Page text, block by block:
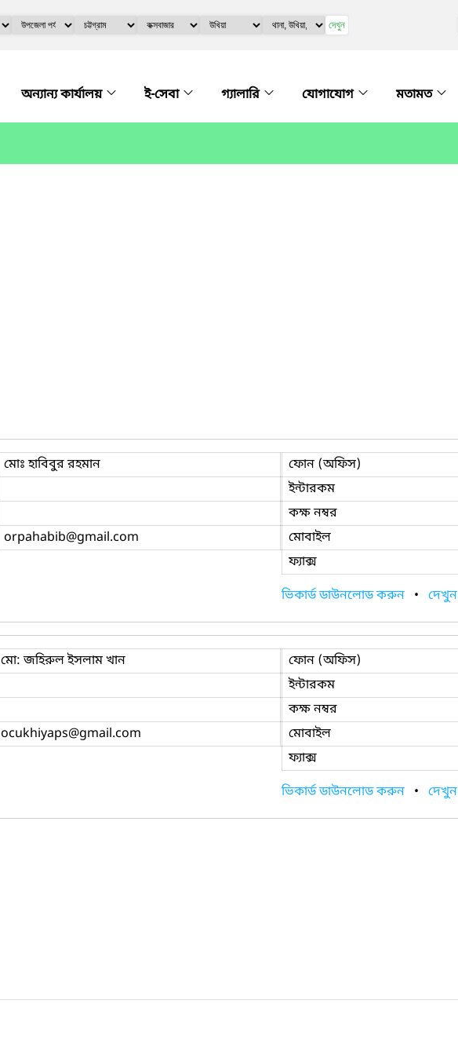
দেখুন
অন্যান্য কার্যালয় ই-সেবা গ্যালারি যোগাযোগ মতামত
মোঃ হাবিবুর রহমান
orpahabib@gmail.com
ফোন (অফিস)
ইন্টারকম
কক্ষ নম্বর
মোবাইল
ফ্যাক্স
ভিকার্ড ডাউনলোড করুন • দেখুন
মো: জহিরুল ইসলাম খান
ocukhiyaps@gmail.com
ফোন (অফিস)
ইন্টারকম
কক্ষ নম্বর
মোবাইল
ফ্যাক্স
ভিকার্ড ডাউনলোড করুন • দেখুন